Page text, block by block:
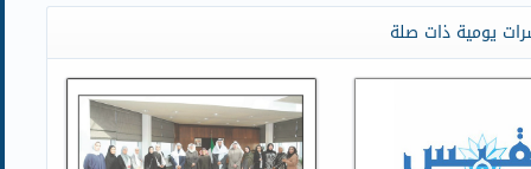
يومية ذات صلة